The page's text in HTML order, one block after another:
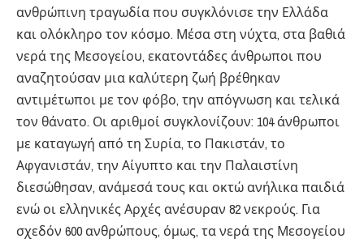
ανθρώπινη τραγωδία που συγκλόνισε την Ελλάδα
και ολόκληρο τον κόσμο. Μέσα στη νύχτα, στα βαθιά
νερά της Μεσογείου, εκατοντάδες άνθρωποι που
αναζητούσαν μια καλύτερη ζωή βρέθηκαν
αντιμέτωποι με τον φόβο, την απόγνωση και τελικά
τον θάνατο. Οι αριθμοί συγκλονίζουν: 104 άνθρωποι
με καταγωγή από τη Συρία, το Πακιστάν, το
Αφγανιστάν, την Αίγυπτο και την Παλαιστίνη
διεσώθησαν, ανάμεσά τους και οκτώ ανήλικα παιδιά
ενώ οι ελληνικές Αρχές ανέσυραν 82 νεκρούς. Για
σχεδόν 600 ανθρώπους, όμως, τα νερά της Μεσογείου